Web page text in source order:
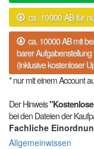
ca. 10000 AB für
ca. 10000 AB mit
barer
(inklusive kostenloser
* nur mit einem Account
Der Hinweis
bei den Dateien der
Fachliche
Allgemeinwissen